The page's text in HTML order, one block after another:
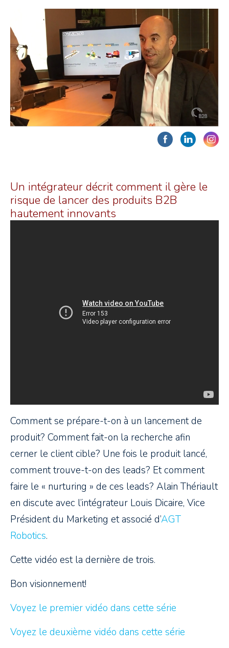
Un intégrateur décrit comment il gère le
risque de lancer des produits B2B
hautement innovants
Comment se prépare-t-on à un lancement de
produit? Comment fait-on la recherche afin
cerner le client cible? Une fois le produit lancé,
comment trouve-t-on des leads? Et comment
faire le « nurturing » de ces leads? Alain Thériault
en discute avec l’intégrateur Louis Dicaire, Vice
Président du Marketing et associé d’AGT
Robotics.
Cette vidéo est la dernière de trois.
Bon visionnement!
Voyez le premier vidéo dans cette série
Voyez le deuxième vidéo dans cette série